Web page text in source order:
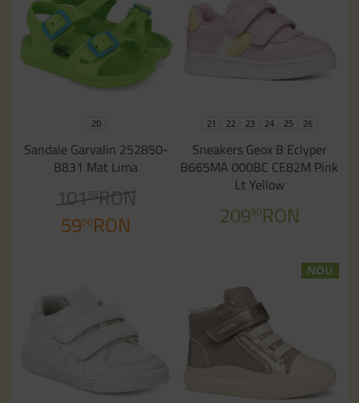
20
Sandale Garvalin 252850-
B831 Mat Lima
101 58RON
5990RON
21 22 23 24 25 26
Sneakers Geox B Eclyper
B665MA 000BC CE82M Pink
Lt Yellow
20990RON
NOU